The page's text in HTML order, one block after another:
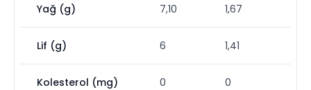
Yağ (g) 7,10 1,67
Lif (g) 6 1,41
Kolesterol (mg) 0 0